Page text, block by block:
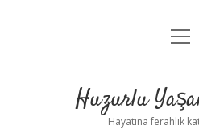
Anasayfa
Yasal
Huzurlu
Hayatına ferahlık